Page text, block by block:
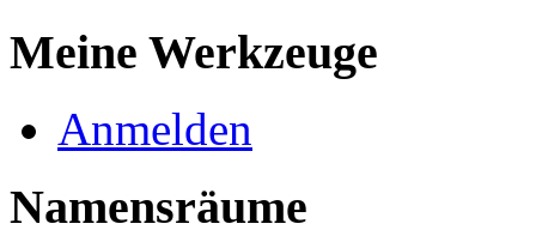
Meine Werkzeuge
Anmelden
Namensräume